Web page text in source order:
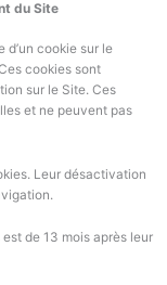
du Site
d’un cookie sur le
cookies sont
sur le Site. Ces
et ne peuvent pas
Leur désactivation
de 13 mois après leur